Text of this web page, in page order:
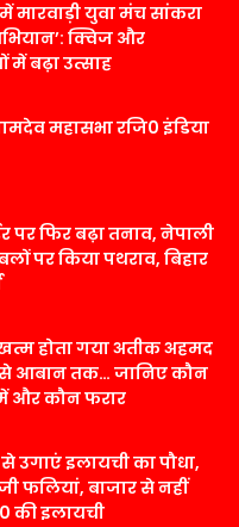
मारवाड़ी युवा मंच सांकरा
क्विज और
में बढ़ा उत्साह
महासभा रजि0 इंडिया
पर फिर बढ़ा तनाव, नेपाली
पर किया पथराव, बिहार
होता गया अतीक अहमद
आबान तक… जानिए कौन
और कौन फरार
इलायची का पौधा,
फलियां, बाजार से नहीं
की इलायची